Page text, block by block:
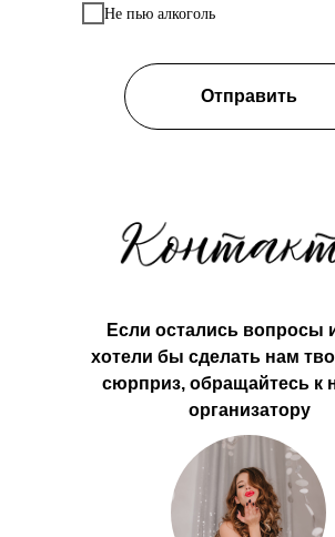
Если остались вопросы
хотели бы сделать нам
сюрприз, обращайтесь к
организатору
Не пью алкоголь
Отправить